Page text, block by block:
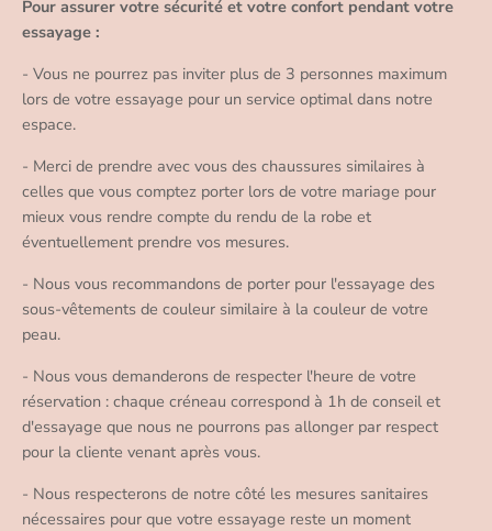
Pour assurer votre sécurité et votre confort pendant votre
essayage :
- Vous ne pourrez pas inviter plus de 3 personnes maximum
lors de votre essayage pour un service optimal dans notre
espace.
- Merci de prendre avec vous des chaussures similaires à
celles que vous comptez porter lors de votre mariage pour
mieux vous rendre compte du rendu de la robe et
éventuellement prendre vos mesures.
- Nous vous recommandons de porter pour l'essayage des
sous-vêtements de couleur similaire à la couleur de votre
peau.
- Nous vous demanderons de respecter l'heure de votre
réservation : chaque créneau correspond à 1h de conseil et
d'essayage que nous ne pourrons pas allonger par respect
pour la cliente venant après vous.
- Nous respecterons de notre côté les mesures sanitaires
nécessaires pour que votre essayage reste un moment